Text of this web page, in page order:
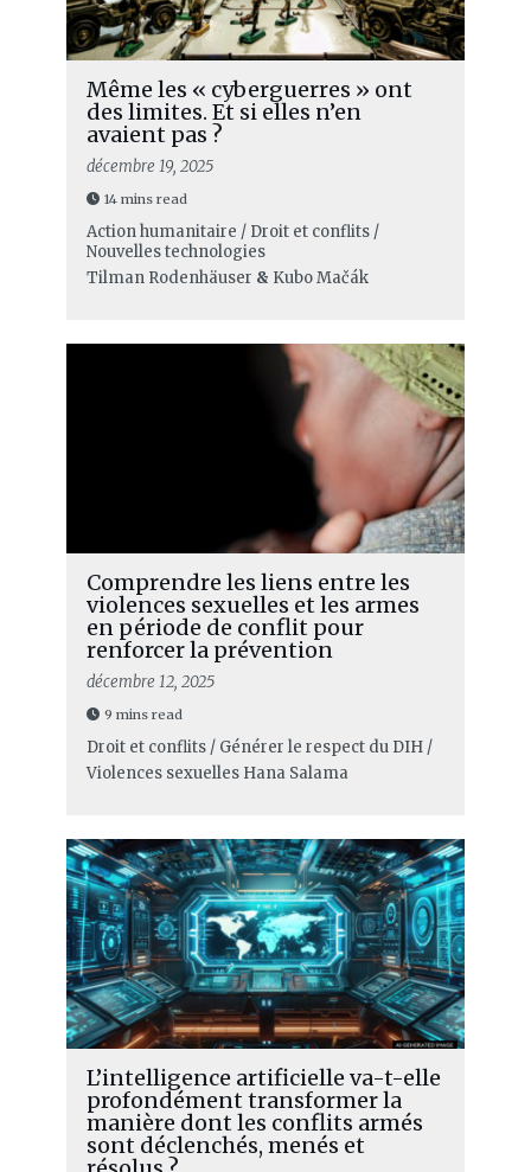
Même les « cyberguerres » ont
des limites. Et si elles n’en
avaient pas ?
décembre 19, 2025
14 mins read
Action humanitaire / Droit et conflits /
Nouvelles technologies
Tilman Rodenhäuser & Kubo Mačák
Comprendre les liens entre les
violences sexuelles et les armes
en période de conflit pour
renforcer la prévention
décembre 12, 2025
9 mins read
Droit et conflits / Générer le respect du DIH /
Violences sexuelles Hana Salama
L’intelligence artificielle va-t-elle
profondément transformer la
manière dont les conflits armés
sont déclenchés, menés et